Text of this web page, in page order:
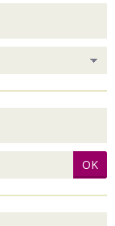
OK